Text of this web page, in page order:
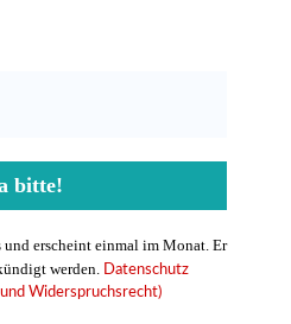
erscheint einmal im Monat. Er
werden.
Datenschutz
Widerspruchsrecht)